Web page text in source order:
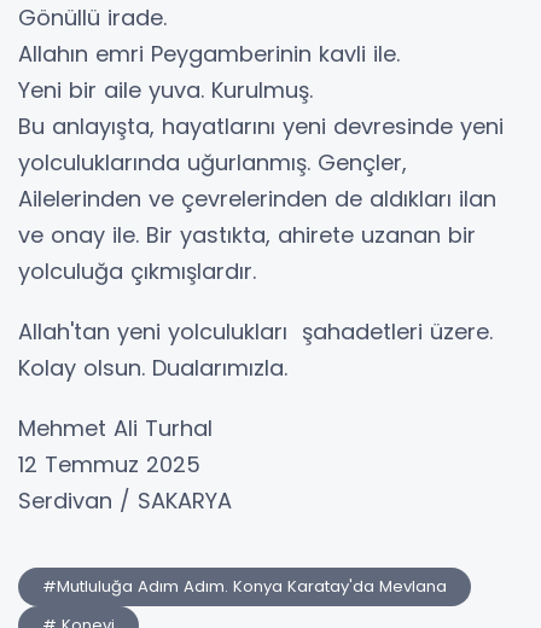
Gönüllü irade.
Allahın emri Peygamberinin kavli ile.
Yeni bir aile yuva. Kurulmuş.
Bu anlayışta, hayatlarını yeni devresinde yeni
yolculuklarında uğurlanmış. Gençler,
Ailelerinden ve çevrelerinden de aldıkları ilan
ve onay ile. Bir yastıkta, ahirete uzanan bir
yolculuğa çıkmışlardır.
Allah'tan yeni yolculukları şahadetleri üzere.
Kolay olsun. Dualarımızla.
Mehmet Ali Turhal
12 Temmuz 2025
Serdivan / SAKARYA
#Mutluluğa Adım Adım. Konya Karatay'da Mevlana